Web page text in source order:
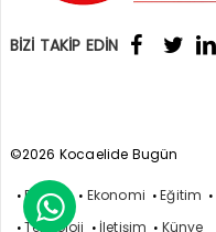
BİZİ TAKİP EDİN
©2026 Kocaelide Bugün
Politika Ekonomi Eğitim
Teknoloji
İletişim Künye
